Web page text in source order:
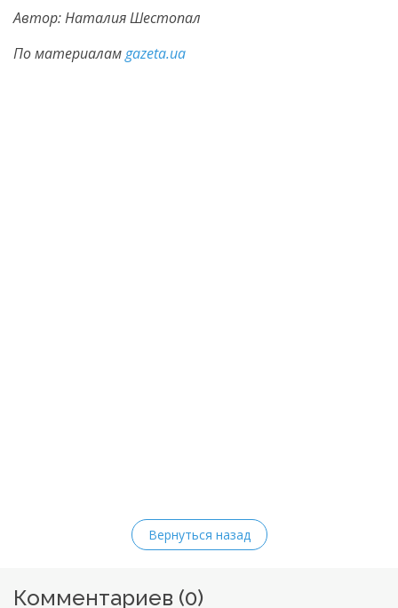
Автор: Наталия Шестопал
По материаламgazeta.ua
Вернуться назад
Комментариев (0)